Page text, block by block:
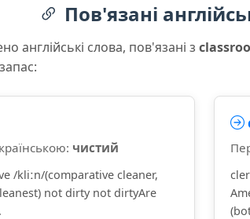
Пов'язані
англійські слова, пов'язані з
чистий
/kliːn/(comparative cleaner,
not dirty not dirtyAre